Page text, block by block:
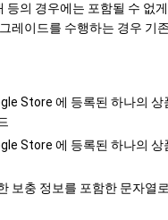
등의 경우에는 포함될 수 없
레이드를 수행하는 경우 기
Store 에 등록된 하나의
Store 에 등록된 하나의
보충 정보를 포함한 문자열